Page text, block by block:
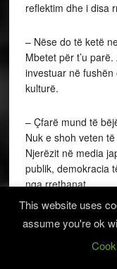
reflektim dhe i disa
– Nëse do të ketë
Mbetet për t’u
investuar në
kulturë.
– Çfarë mund të
Nuk e shoh veten
Njerëzit në media
publik, demokracia
nga rrethanat.
– Zgjedhjet?
Uroj të ndodhë më
This website uses
assume you're ok